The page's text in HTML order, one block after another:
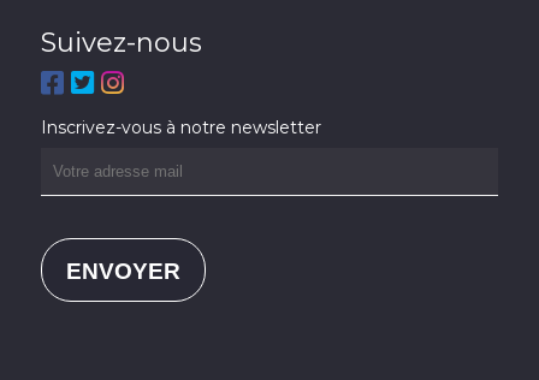
Suivez-nous
Inscrivez-vous à notre newsletter